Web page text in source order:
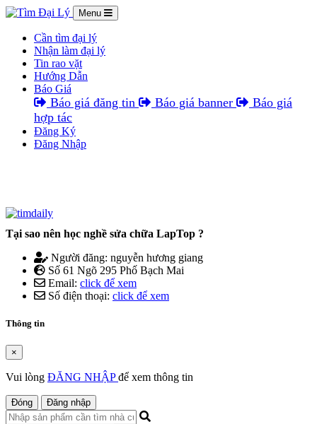
Menu
Cần tìm đại lý
Nhận làm đại lý
Tin rao vặt
Hướng Dẫn
Báo Giá
Báo giá đăng tin Báo giá banner
Báo giá
hợp tác
Đăng Ký
Đăng Nhập
Tại sao nên học nghề sửa chữa LapTop ?
Người đăng: nguyễn hương giang
Số 61 Ngõ 295 Phố Bạch Mai
Email: click để xem
Số điện thoại: click để xem
Thông tin
×
Vui lòng ĐĂNG NHẬPđể xem thông tin
Đóng Đăng nhập